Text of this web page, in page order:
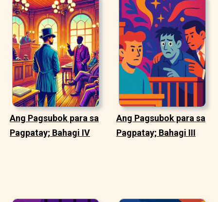
Ang Pagsubok para sa
Pagpatay; Bahagi IV
Ang Pagsubok para sa
Pagpatay; Bahagi III